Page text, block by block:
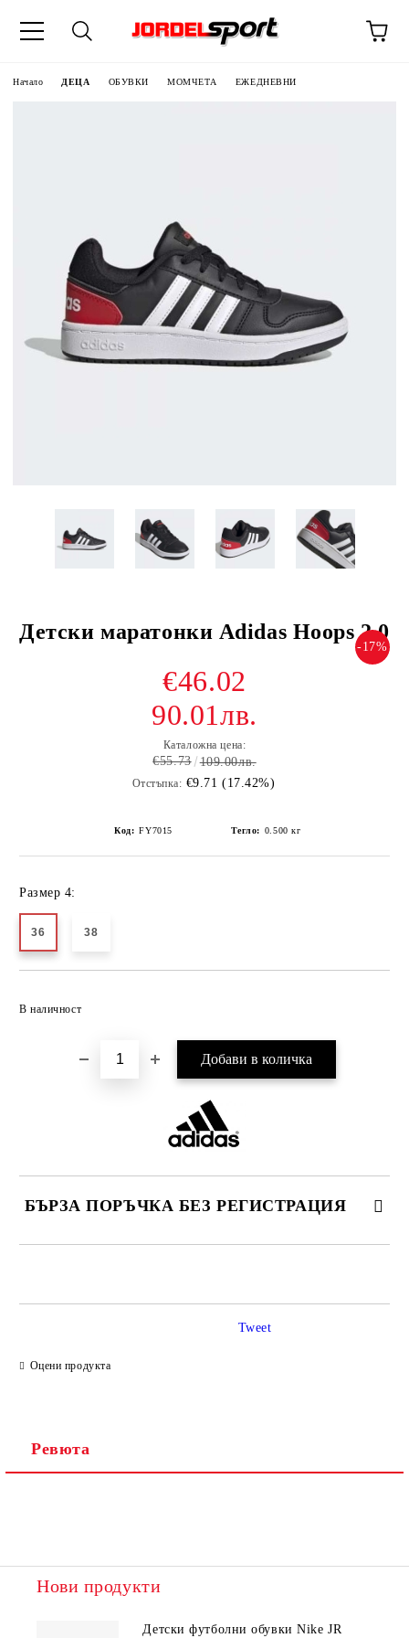
Начало ДЕЦА ОБУВКИ МОМЧЕТА ЕЖЕДНЕВНИ
Детски маратонки Adidas Hoops 2.0
-17%
€46.02
90.01лв.
Каталожна цена:
€55.73 109.00лв.
Отстъпка: €9.71 (17.42%)
Код: FY7015 Тегло: 0.500 кг
Размер 4:
36 38
В наличност
БЪРЗА ПОРЪЧКА БЕЗ РЕГИСТРАЦИЯ
Оцени продукта
Tweet
Ревюта
Нови продукти
Детски футболни обувки Nike JR